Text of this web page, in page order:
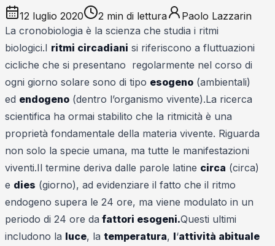
12 luglio 2020 2 min di lettura
Paolo Lazzarin
La cronobiologia è la scienza che studia i ritmi
biologici.I ritmi circadiani si riferiscono a fluttuazioni
cicliche che si presentano regolarmente nel corso di
ogni giorno solare sono di tipo esogeno (ambientali)
ed endogeno (dentro l’organismo vivente).La ricerca
scientifica ha ormai stabilito che la ritmicità è una
proprietà fondamentale della materia vivente. Riguarda
non solo la specie umana, ma tutte le manifestazioni
viventi.Il termine deriva dalle parole latine circa (circa)
e dies (giorno), ad evidenziare il fatto che il ritmo
endogeno supera le 24 ore, ma viene modulato in un
periodo di 24 ore da fattori esogeni.Questi ultimi
includono la luce, la temperatura, l‘attività abituale